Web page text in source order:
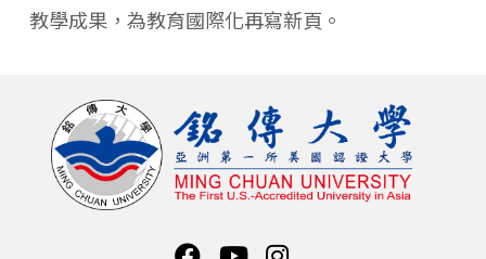
教學成果，為教育國際化再寫新頁。